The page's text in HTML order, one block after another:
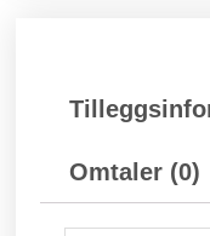
Omtaler (0)